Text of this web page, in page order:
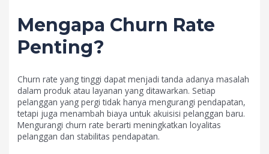
Mengapa Churn Rate
Penting?
Churn rate yang tinggi dapat menjadi tanda adanya masalah
dalam produk atau layanan yang ditawarkan. Setiap
pelanggan yang pergi tidak hanya mengurangi pendapatan,
tetapi juga menambah biaya untuk akuisisi pelanggan baru.
Mengurangi churn rate berarti meningkatkan loyalitas
pelanggan dan stabilitas pendapatan.